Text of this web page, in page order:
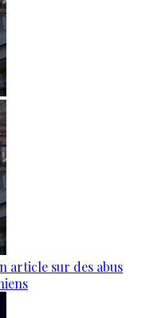
article sur des abus